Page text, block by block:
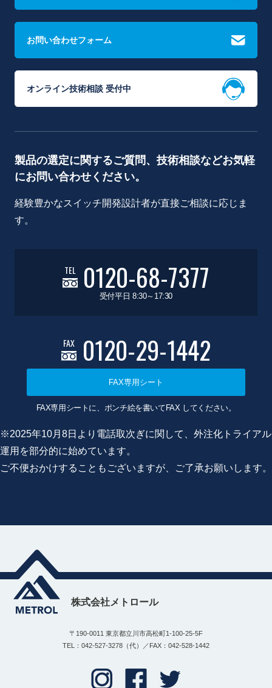
お問い合わせフォーム
オンライン技術相談 受付中
製品の選定に関するご質問、技術相談などお気軽
にお問い合わせください。
経験豊かなスイッチ開発設計者が直接ご相談に応じま
す。
TEL 0120-68-7377
受付平日 8:30～17:30
FAX 0120-29-1442
FAX専用シート
FAX専用シートに、ポンチ絵を書いてFAX してください。
※2025年10月8日より電話取次ぎに関して、外注化トライアル
運用を部分的に始めています。
ご不便おかけすることもございますが、ご了承お願いします。
株式会社メトロール
〒190-0011 東京都立川市高松町1-100-25-5F
TEL：042-527-3278（代）／FAX：042-528-1442